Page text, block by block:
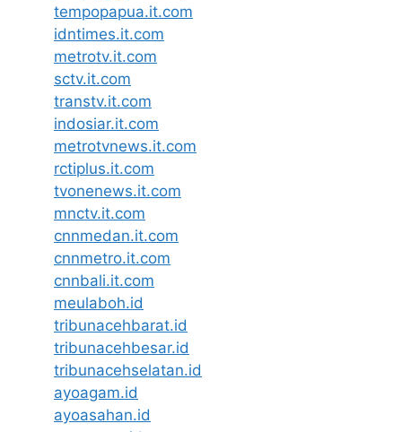
tempopapua.it.com
idntimes.it.com
metrotv.it.com
sctv.it.com
transtv.it.com
indosiar.it.com
metrotvnews.it.com
rctiplus.it.com
tvonenews.it.com
mnctv.it.com
cnnmedan.it.com
cnnmetro.it.com
cnnbali.it.com
meulaboh.id
tribunacehbarat.id
tribunacehbesar.id
tribunacehselatan.id
ayoagam.id
ayoasahan.id